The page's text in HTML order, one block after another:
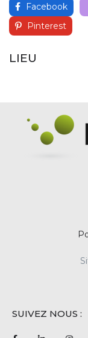
Facebook
Pinterest
LIEU
SUIVEZ NOUS :